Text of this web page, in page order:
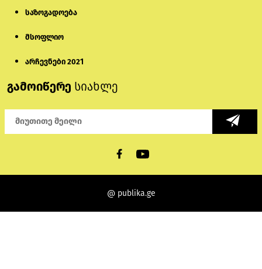
საზოგადოება
მსოფლიო
არჩევნები 2021
გამოიწერე სიახლე
@ publika.ge